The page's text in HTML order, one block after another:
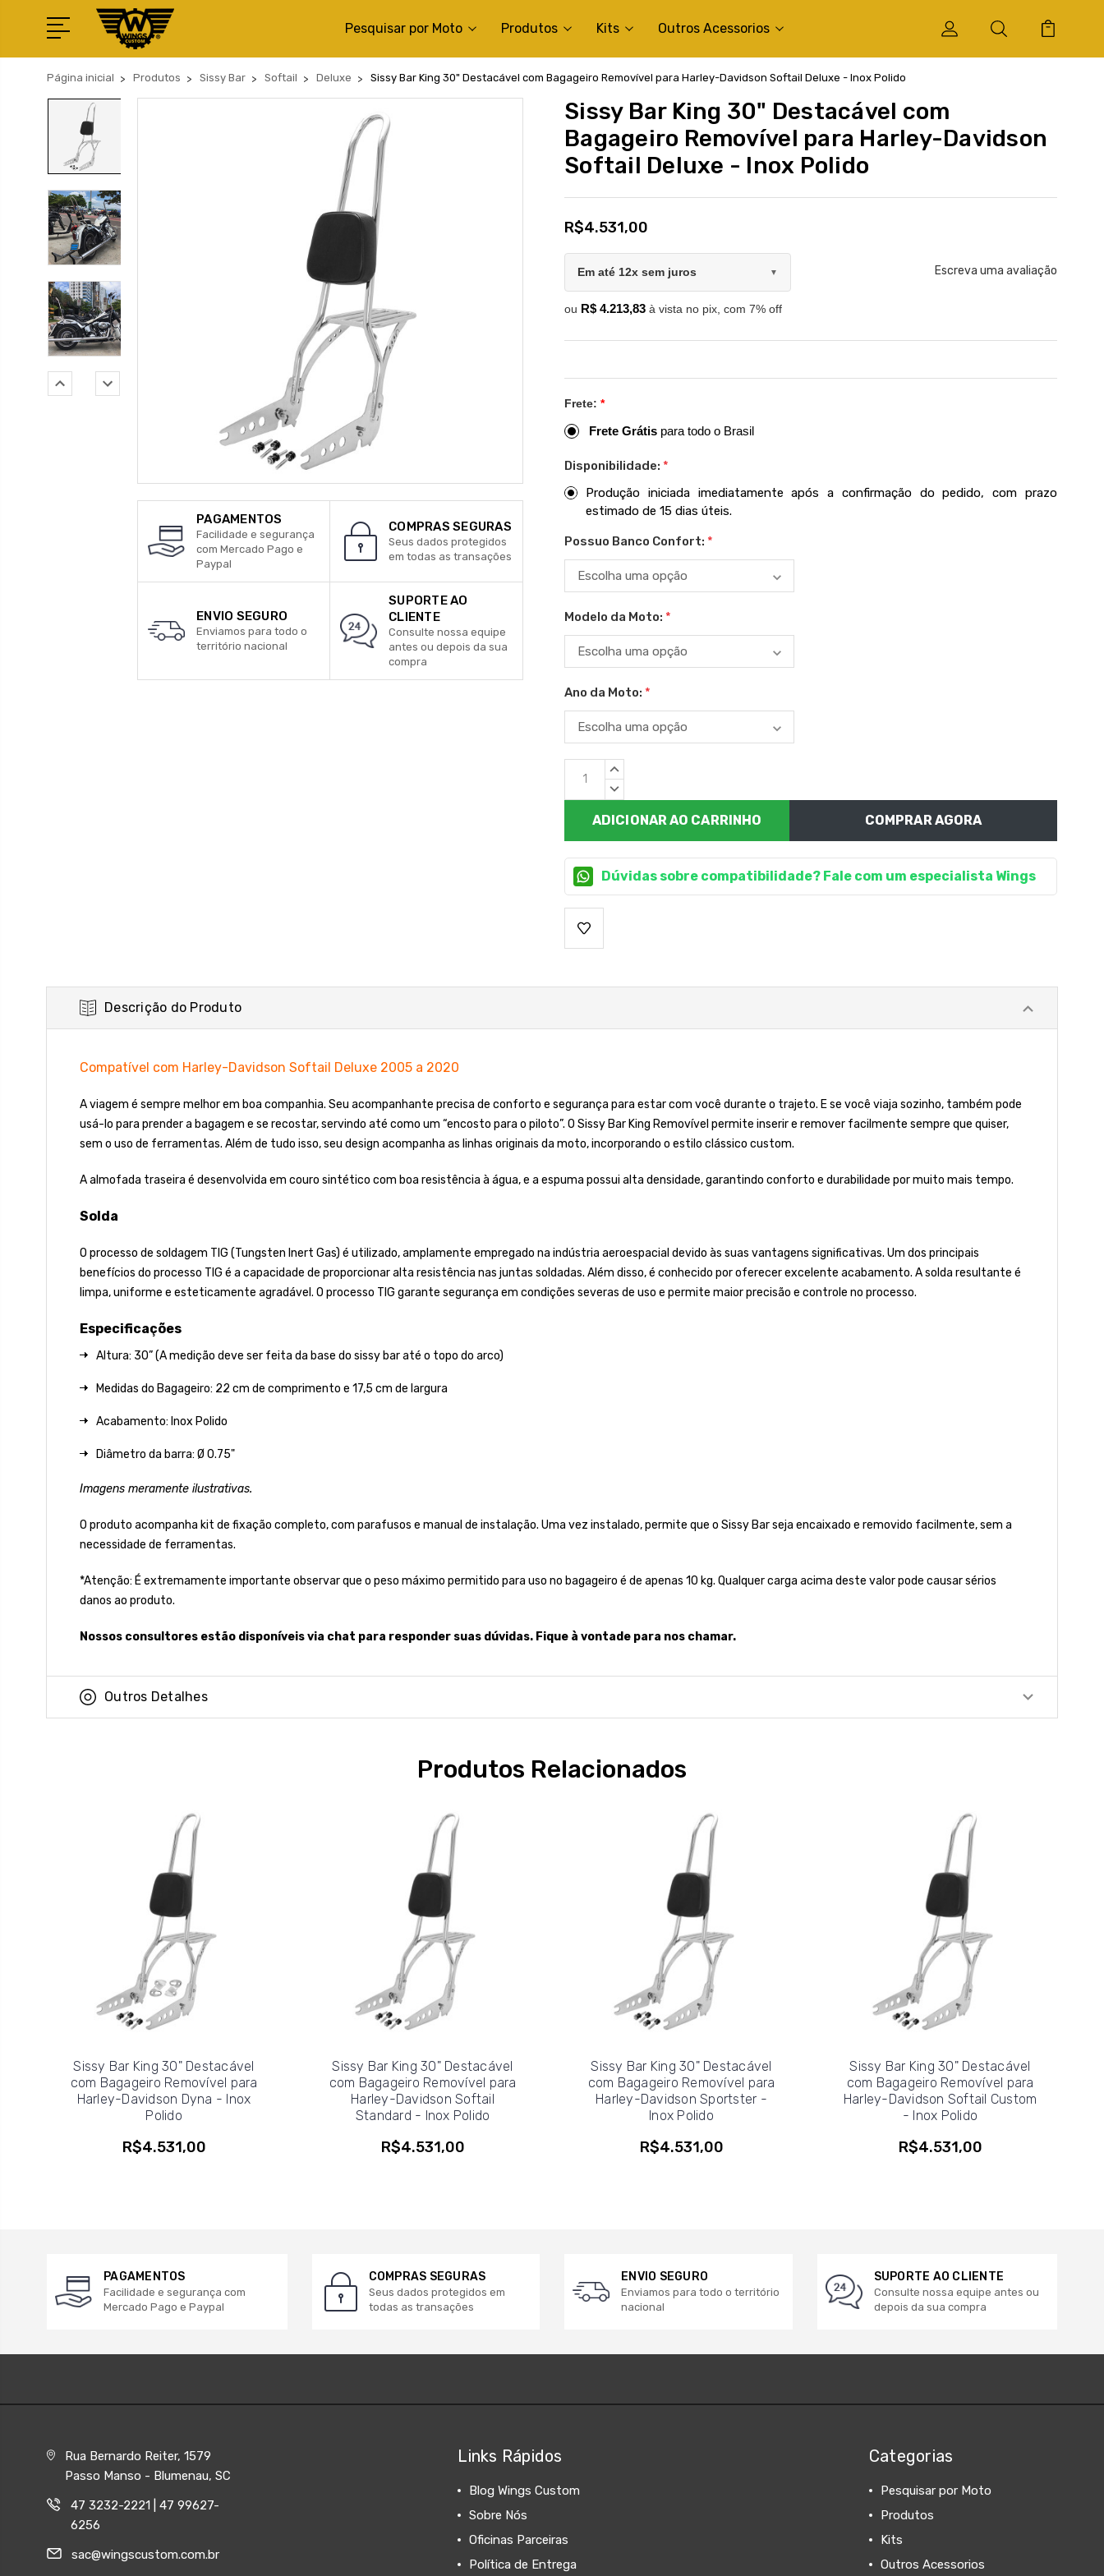
Pesquisar por Moto Produtos Kits Outros Acessorios
Página inicial Produtos Sissy Bar Softail Deluxe Sissy Bar King 30" Destacável com Bagageiro Removível para Harley-Davidson Softail Deluxe - Inox Polido
PAGAMENTOS
Facilidade e segurança
com Mercado Pago e
Paypal
COMPRAS SEGURAS
Seus dados protegidos
em todas as transações
ENVIO SEGURO
Enviamos para todo o
território nacional
SUPORTE AO
CLIENTE
Consulte nossa equipe
antes ou depois da sua
compra
Sissy Bar King 30" Destacável com
Bagageiro Removível para Harley-Davidson
Softail Deluxe - Inox Polido
R$4.531,00
Em até 12x sem juros ▼
ou R$ 4.213,83 à vista no pix, com 7% off
Escreva uma avaliação
Frete: *
Frete Grátis para todo o Brasil
Disponibilidade: *
Produção iniciada imediatamente após a confirmação do pedido, com prazo
estimado de 15 dias úteis.
Possuo Banco Confort: *
Modelo da Moto: *
Ano da Moto: *
Estoque
atual:
QUANTIDADE
QUANTIDADE
COMPRAR AGORA
Dúvidas sobre compatibilidade? Fale com um especialista Wings
Descrição do Produto
Compatível com Harley-Davidson Softail Deluxe 2005 a 2020
A viagem é sempre melhor em boa companhia. Seu acompanhante precisa de conforto e segurança para estar com você durante o trajeto. E se você viaja sozinho, também pode
usá-lo para prender a bagagem e se recostar, servindo até como um “encosto para o piloto”. O Sissy Bar King Removível permite inserir e remover facilmente sempre que quiser,
sem o uso de ferramentas. Além de tudo isso, seu design acompanha as linhas originais da moto, incorporando o estilo clássico custom.
A almofada traseira é desenvolvida em couro sintético com boa resistência à água, e a espuma possui alta densidade, garantindo conforto e durabilidade por muito mais tempo.
Solda
O processo de soldagem TIG (Tungsten Inert Gas) é utilizado, amplamente empregado na indústria aeroespacial devido às suas vantagens significativas. Um dos principais
benefícios do processo TIG é a capacidade de proporcionar alta resistência nas juntas soldadas. Além disso, é conhecido por oferecer excelente acabamento. A solda resultante é
limpa, uniforme e esteticamente agradável. O processo TIG garante segurança em condições severas de uso e permite maior precisão e controle no processo.
Especificações
Altura: 30” (A medição deve ser feita da base do sissy bar até o topo do arco)
Medidas do Bagageiro: 22 cm de comprimento e 17,5 cm de largura
Acabamento: Inox Polido
Diâmetro da barra: Ø 0.75"
Imagens meramente ilustrativas.
O produto acompanha kit de fixação completo, com parafusos e manual de instalação. Uma vez instalado, permite que o Sissy Bar seja encaixado e removido facilmente, sem a
necessidade de ferramentas.
*Atenção: É extremamente importante observar que o peso máximo permitido para uso no bagageiro é de apenas 10 kg. Qualquer carga acima deste valor pode causar sérios
danos ao produto.
Nossos consultores estão disponíveis via chat para responder suas dúvidas. Fique à vontade para nos chamar.
Outros Detalhes
Produtos Relacionados
Sissy Bar King 30" Destacável
com Bagageiro Removível para
Harley-Davidson Dyna - Inox
Polido
R$4.531,00
Sissy Bar King 30" Destacável
com Bagageiro Removível para
Harley-Davidson Softail
Standard - Inox Polido
R$4.531,00
Sissy Bar King 30" Destacável
com Bagageiro Removível para
Harley-Davidson Sportster -
Inox Polido
R$4.531,00
Sissy Bar King 30" Destacável
com Bagageiro Removível para
Harley-Davidson Softail Custom
- Inox Polido
R$4.531,00
PAGAMENTOS
Facilidade e segurança com
Mercado Pago e Paypal
COMPRAS SEGURAS
Seus dados protegidos em
todas as transações
ENVIO SEGURO
Enviamos para todo o território
nacional
SUPORTE AO CLIENTE
Consulte nossa equipe antes ou
depois da sua compra
Rua Bernardo Reiter, 1579
Passo Manso - Blumenau, SC
47 3232-2221 | 47 99627-
6256
sac@wingscustom.com.br
Links Rápidos
Blog Wings Custom
Sobre Nós
Oficinas Parceiras
Política de Entrega
Categorias
Pesquisar por Moto
Produtos
Kits
Outros Acessorios